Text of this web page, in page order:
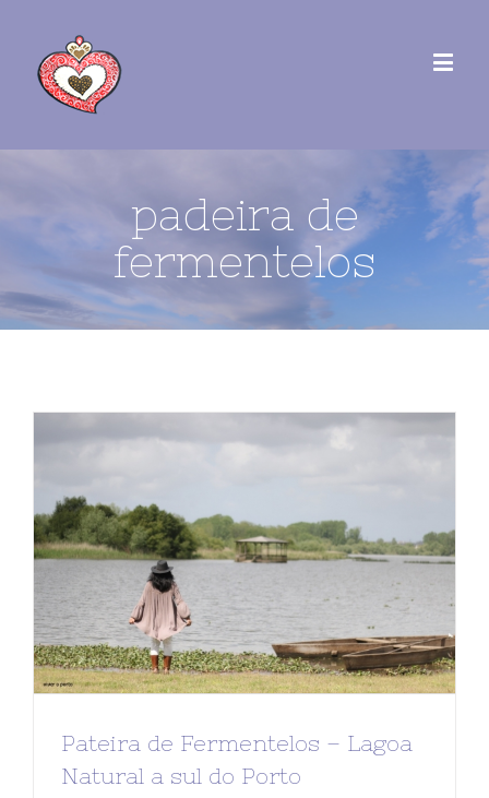
padeira de
fermentelos
Pateira de Fermentelos – Lagoa
Natural a sul do Porto